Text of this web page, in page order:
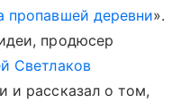
пропавшей деревни».
продюсер
Светлаков
и рассказал о том,